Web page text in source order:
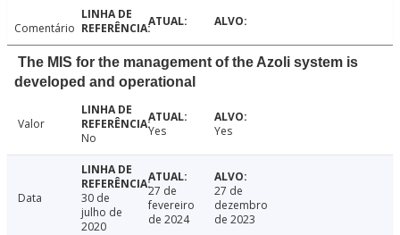
Comentário
The MIS for the management of the Azoli system is
developed and operational
Valor
No
Yes Yes
Data
30 de
julho de
2020
27 de
fevereiro
de 2024
27 de
dezembro
de 2023